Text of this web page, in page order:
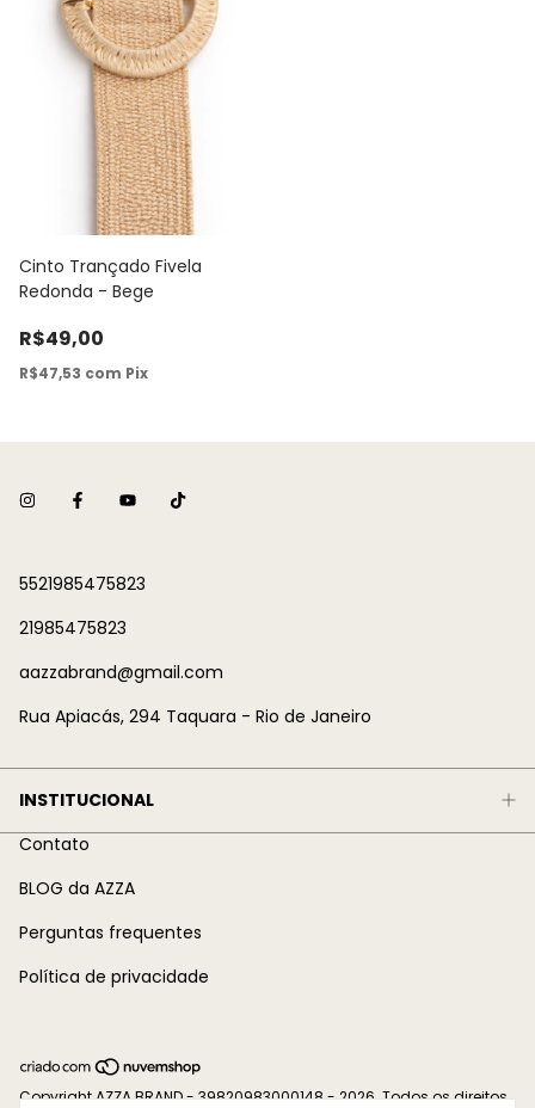
Cinto Trançado Fivela
Redonda - Bege
R$49,00
R$47,53 com Pix
5521985475823
21985475823
aazzabrand@gmail.com
Rua Apiacás, 294 Taquara - Rio de Janeiro
INSTITUCIONAL
Contato
BLOG da AZZA
Perguntas frequentes
Política de privacidade
Copyright AZZA BRAND - 39820983000148 - 2026. Todos os direitos